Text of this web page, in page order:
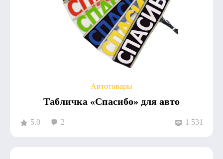
Автотовары
Табличка «Спасибо» для авто
5.0 2 1 531